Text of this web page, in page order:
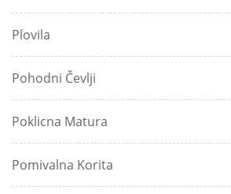
Plovila
Pohodni Čevlji
Poklicna Matura
Pomivalna Korita